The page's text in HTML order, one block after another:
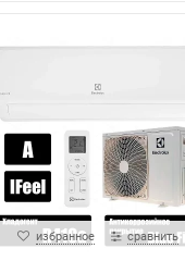
избранное сравнить